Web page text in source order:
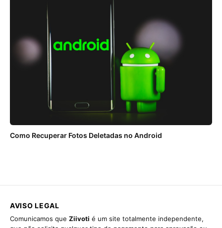
Como Recuperar Fotos Deletadas no Android
AVISO LEGAL
Comunicamos que Ziivoti é um site totalmente independente,